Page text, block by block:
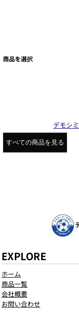
商品を選択
デモシ
すべての商品を見る
EXPLORE
ホーム
商品一覧
会社概要
お問い合わせ